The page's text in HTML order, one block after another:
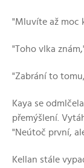
"Mluvíte až moc
"Toho vlka
"Zabrání to
Kaya se
přemýšlení.
"Neútoč první,
Kellan stále